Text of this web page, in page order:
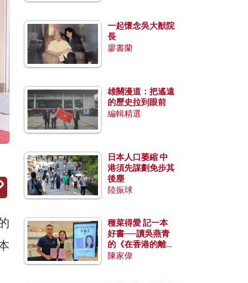
Copy
一起懷念吳大猷院
長
廖書蘭
雄關漫道：把遙遠
的歷史拉到眼前
編輯精選
日本人口萎縮 中
港須先謀劃免步其
後塵
陸振球
種菜得愛 記一本
好書──讀吳燕青
的《在香港的離島
種菜》
陳家偉